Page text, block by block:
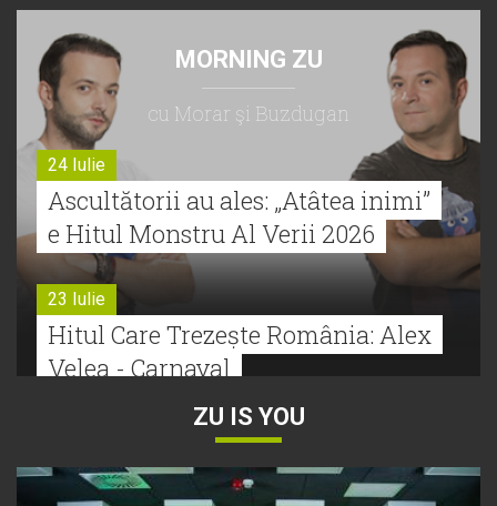
MORNING ZU
cu Morar şi Buzdugan
24 Iulie
Ascultătorii au ales: „Atâtea inimi”
e Hitul Monstru Al Verii 2026
23 Iulie
Hitul Care Trezește România: Alex
Velea - Carnaval
Bătălie strânsă la Hitul Monstru Al
ZU IS YOU